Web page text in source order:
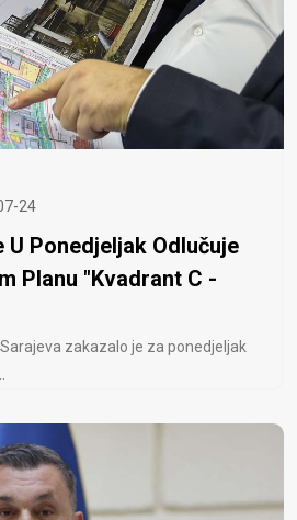
24
U Ponedjeljak Odlučuje
Planu "Kvadrant C -
zakazalo je za ponedjeljak